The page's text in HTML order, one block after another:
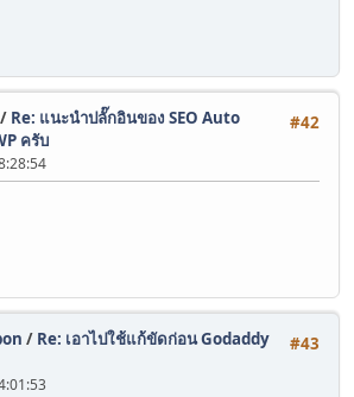
#42
/ Re: แนะนำปลั๊กอินของ SEO Auto
ครับ
#43
/ Re: เอาไปใช้แก้ขัดก่อน Godaddy